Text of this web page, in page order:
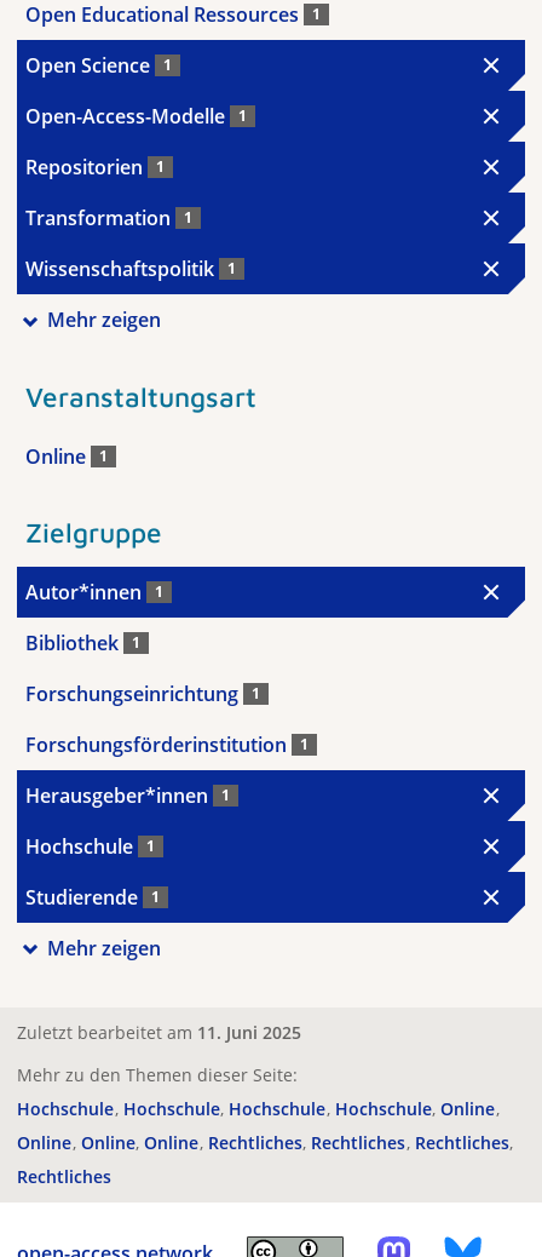
Open Educational Ressources 1
Open Science 1
Open-Access-Modelle 1
Repositorien 1
Transformation 1
Wissenschaftspolitik 1
Mehr zeigen
Veranstaltungsart
Online 1
Zielgruppe
Autor*innen 1
Bibliothek 1
Forschungseinrichtung 1
Forschungsförderinstitution 1
Herausgeber*innen 1
Hochschule 1
Studierende 1
Mehr zeigen
Zuletzt bearbeitet am 11. Juni 2025
Mehr zu den Themen dieser Seite:
Hochschule Hochschule Hochschule Hochschule Online
Online Online Online Rechtliches Rechtliches Rechtliches
Rechtliches